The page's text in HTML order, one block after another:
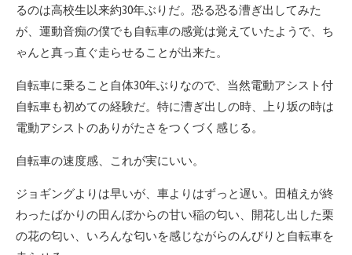
るのは高校生以来約30年ぶりだ。恐る恐る漕ぎ出してみた
が、運動音痴の僕でも自転車の感覚は覚えていたようで、ち
ゃんと真っ直ぐ走らせることが出来た。
自転車に乗ること自体30年ぶりなので、当然電動アシスト付
自転車も初めての経験だ。特に漕ぎ出しの時、上り坂の時は
電動アシストのありがたさをつくづく感じる。
自転車の速度感、これが実にいい。
ジョギングよりは早いが、車よりはずっと遅い。田植えが終
わったばかりの田んぼからの甘い稲の匂い、開花し出した栗
の花の匂い、いろんな匂いを感じながらのんびりと自転車を